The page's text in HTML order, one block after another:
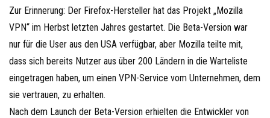
Zur Erinnerung: Der Firefox-Hersteller hat das Projekt „Mozilla
VPN“ im Herbst letzten Jahres gestartet. Die Beta-Version war
nur für die User aus den USA verfügbar, aber Mozilla teilte mit,
dass sich bereits Nutzer aus über 200 Ländern in die Warteliste
eingetragen haben, um einen VPN-Service vom Unternehmen, dem
sie vertrauen, zu erhalten.
Nach dem Launch der Beta-Version erhielten die Entwickler von